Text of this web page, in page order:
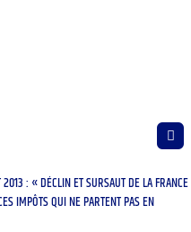
: « DÉCLIN ET SURSAUT DE LA FRANCE
IMPÔTS QUI NE PARTENT PAS EN